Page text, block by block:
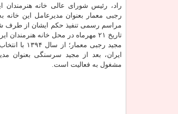
راد، رئیس شورای عالی خانه هنرمندان
رجبی معمار بعنوان مدیرعامل این
مراسم رسمی تنفیذ حكم ایشان از طرف
تاریخ ۲۱ مهرماه در محل خانه هنرمندان ایران برگزار می شود.
مجید رجبی
ایران، بعد از مجید سرسنگی بعنوان
مشغول به فعالیت است.